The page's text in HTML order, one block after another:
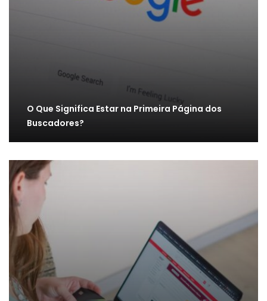
O Que Significa Estar na Primeira Página dos
Buscadores?